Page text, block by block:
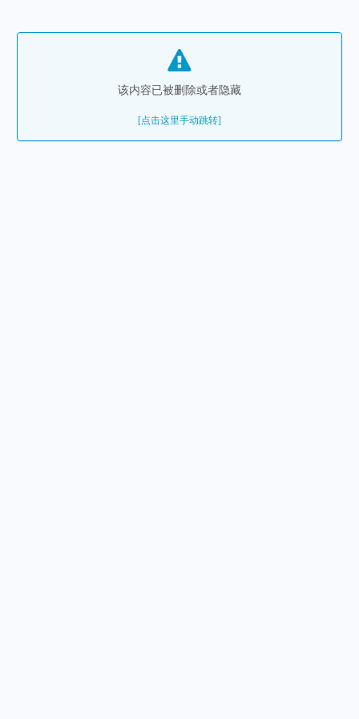
该内容已被删除或者隐藏
[点击这里手动跳转]